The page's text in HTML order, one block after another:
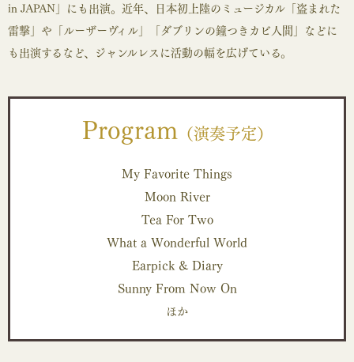
in JAPAN」にも出演。近年、日本初上陸のミュージカル「盗まれた
雷撃」や「ルーザーヴィル」「ダブリンの鐘つきカビ人間」などに
も出演するなど、ジャンルレスに活動の幅を広げている。
Program （演奏予定）
My Favorite Things
Moon River
Tea For Two
What a Wonderful World
Earpick & Diary
Sunny From Now On
ほか